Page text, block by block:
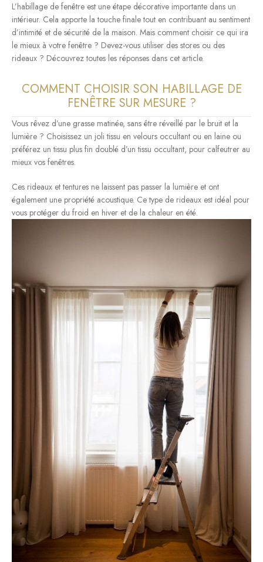
L’habillage de fenêtre est une étape décorative importante dans un
intérieur. Cela apporte la touche finale tout en contribuant au sentiment
d’intimité et de sécurité de la maison. Mais comment choisir ce qui ira
le mieux à votre fenêtre ? Devez-vous utiliser des stores ou des
rideaux ? Découvrez toutes les réponses dans cet article.
COMMENT CHOISIR SON HABILLAGE DE
FENÊTRE SUR MESURE ?
Vous rêvez d’une grasse matinée, sans être réveillé par le bruit et la
lumière ? Choisissez un joli tissu en velours occultant ou en laine ou
préférez un tissu plus fin doublé d’un tissu occultant, pour calfeutrer au
mieux vos fenêtres.
Ces rideaux et tentures ne laissent pas passer la lumière et ont
également une propriété acoustique. Ce type de rideaux est idéal pour
vous protéger du froid en hiver et de la chaleur en été.